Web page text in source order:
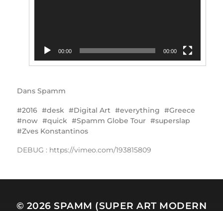
00:00 00:00
Dans Spamm
2016 desk Digital Art everything
Greece
now
quick Spamm Globe Tour
superslap
Zves Konstantinos
DEBUG : https://vimeo.com/193815809
© 2026SPAMM (SUPER ART MODERN